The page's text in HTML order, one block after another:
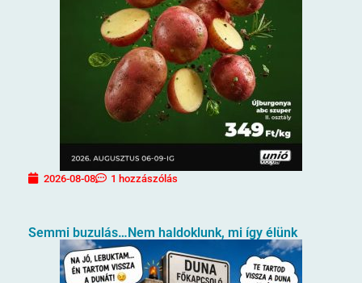
2026-08-08 1 hozzászólás
Semmi buzulás…Nem haldoklunk, mi így élünk